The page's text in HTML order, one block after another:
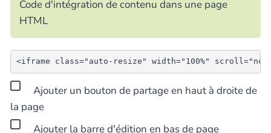
h
r
Code d'intégration de contenu dans une page
HTML
Ajouter un bouton de partage en haut à droite de
la page
Ajouter la barre d'édition en bas de page